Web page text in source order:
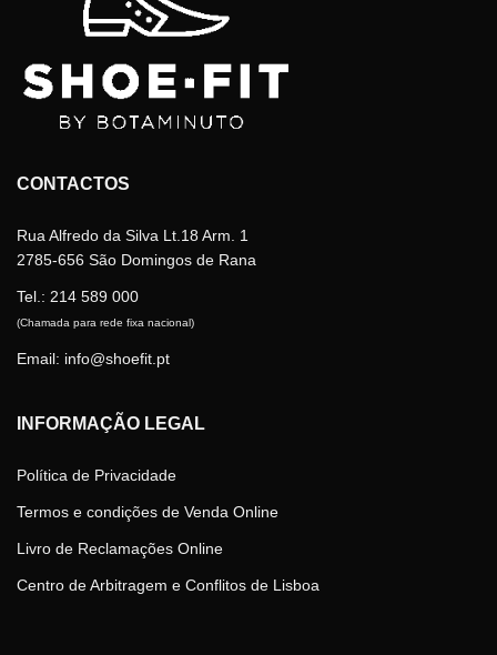
CONTACTOS
Rua Alfredo da Silva Lt.18 Arm. 1
2785-656 São Domingos de Rana
Tel.: 214 589 000
(Chamada para rede fixa nacional)
Email: info@shoefit.pt
INFORMAÇÃO LEGAL
Política de Privacidade
Termos e condições de Venda Online
Livro de Reclamações Online
Centro de Arbitragem e Conflitos de Lisboa